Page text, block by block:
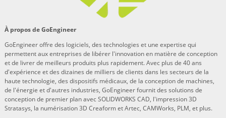
À propos de GoEngineer
GoEngineer offre des logiciels, des technologies et une expertise qui
permettent aux entreprises de libérer l'innovation en matière de conception
et de livrer de meilleurs produits plus rapidement. Avec plus de 40 ans
d'expérience et des dizaines de milliers de clients dans les secteurs de la
haute technologie, des dispositifs médicaux, de la conception de machines,
de l'énergie et d'autres industries, GoEngineer fournit des solutions de
conception de premier plan avec SOLIDWORKS CAD, l'impression 3D
Stratasys, la numérisation 3D Creaform et Artec, CAMWorks, PLM, et plus.